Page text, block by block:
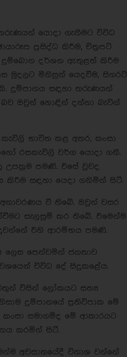
යොදා ගැනීමට විවිධ
ප්‍රසිද්ධ කිරීම, චිත්‍රපටි
දුම්බොන දර්ශන ඇතුළත් කිරීම
මුදලට මිනිසුන් යෙදවීම, සිගරට්
දුම්පානය සඳහා තරුණයන්
ඔවුන් හොඳින් දන්නා බැවින්
භාවිත කළ අතර, කංසා
රසකැවිලි වර්ග යොදා ගනී.
උපක්‍රම පමණි. එසේ වුවද
කිරීම සඳහා යෙදා ගනිමින් සිටී.
වී තිබේ. ඔවුන් වසර
සැලසුම් කර තිබේ. එමෙන්ම
එහි ආරම්භය පමණි.
ලෙස පෙන්වමින් ජනතාව
විවිධ දේ සිදුකළේය.
විසින් ලෝකයට සත්‍ය
දුම්පානයේ ප්‍රතිවිපාක මේ
සමාගම්ද මේ ආකාරයට
කරමින් සිටී.
අවසානයේදී විනාශ වන්නේ